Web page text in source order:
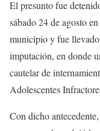
El presunto fue
sábado 24 de agosto
municipio y fue
imputación, en donde
cautelar de
Adolescentes
Con dicho